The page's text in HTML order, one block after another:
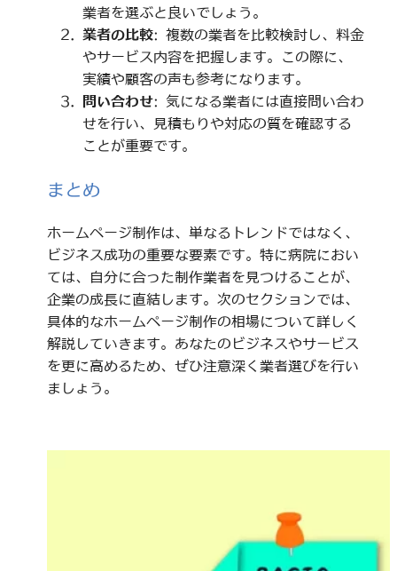
業者を選ぶと良いでしょう。
業者の比較: 複数の業者を比較検討し、料金
やサービス内容を把握します。この際に、
実績や顧客の声も参考になります。
問い合わせ: 気になる業者には直接問い合わ
せを行い、見積もりや対応の質を確認する
ことが重要です。
まとめ
ホームページ制作は、単なるトレンドではなく、
ビジネス成功の重要な要素です。特に病院におい
ては、自分に合った制作業者を見つけることが、
企業の成長に直結します。次のセクションでは、
具体的なホームページ制作の相場について詳しく
解説していきます。あなたのビジネスやサービス
を更に高めるため、ぜひ注意深く業者選びを行い
ましょう。